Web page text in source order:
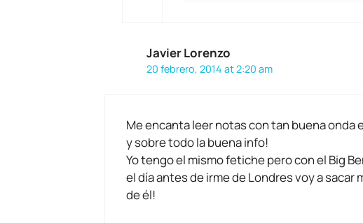
Javier Lorenzo
20 febrero, 2014 at 2:20 am
Me encanta leer notas con tan buena onda
y sobre todo la buena info!
Yo tengo el mismo fetiche pero con el Big
el día antes de irme de Londres voy a sacar
de él!